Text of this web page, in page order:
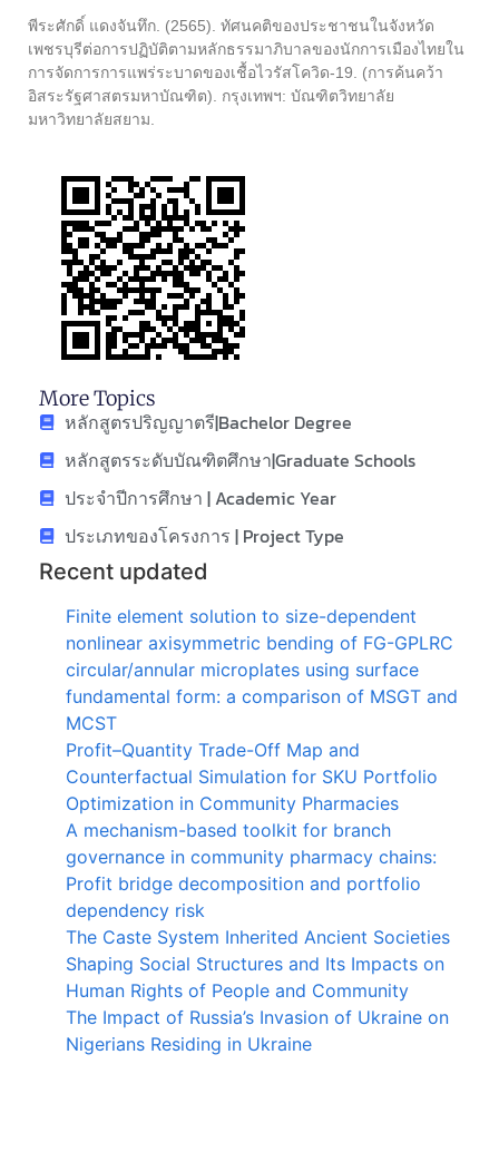
พีระศักดิ์ แดงจันทึก. (2565). ทัศนคติของประชาชนในจังหวัด
เพชรบุรีต่อการปฏิบัติตามหลักธรรมาภิบาลของนักการเมืองไทยใน
การจัดการการแพร่ระบาดของเชื้อไวรัสโควิด-19. (การค้นคว้า
อิสระรัฐศาสตรมหาบัณฑิต). กรุงเทพฯ: บัณฑิตวิทยาลัย
มหาวิทยาลัยสยาม.
More Topics
หลักสูตรปริญญาตรี|Bachelor Degree
หลักสูตรระดับบัณฑิตศึกษา|Graduate Schools
ประจำปีการศึกษา | Academic Year
ประเภทของโครงการ | Project Type
Recent updated
Finite element solution to size-dependent
nonlinear axisymmetric bending of FG-GPLRC
circular/annular microplates using surface
fundamental form: a comparison of MSGT and
MCST
Profit–Quantity Trade-Off Map and
Counterfactual Simulation for SKU Portfolio
Optimization in Community Pharmacies
A mechanism-based toolkit for branch
governance in community pharmacy chains:
Profit bridge decomposition and portfolio
dependency risk
The Caste System Inherited Ancient Societies
Shaping Social Structures and Its Impacts on
Human Rights of People and Community
The Impact of Russia’s Invasion of Ukraine on
Nigerians Residing in Ukraine